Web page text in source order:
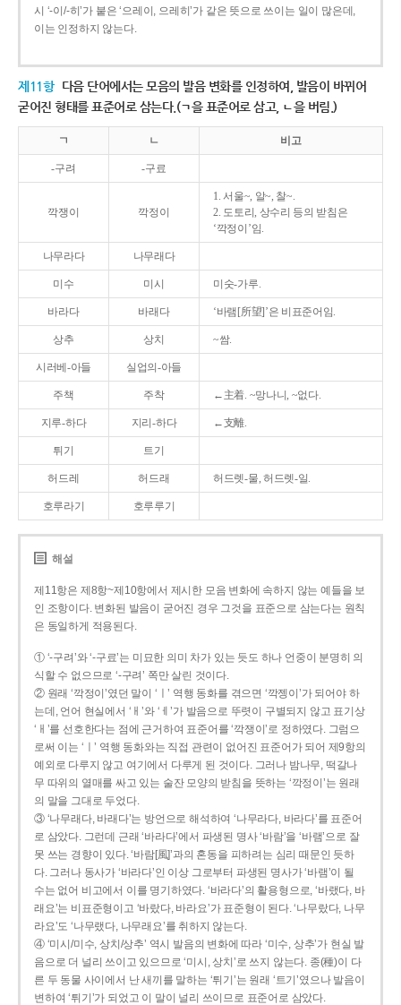
시 ‘-이/-히’가 붙은 ‘으레이, 으레히’가 같은 뜻으로 쓰이는 일이 많은데,
이는 인정하지 않는다.
제11항 다음 단어에서는 모음의 발음 변화를 인정하여, 발음이 바뀌어
굳어진 형태를 표준어로 삼는다.(ㄱ을 표준어로 삼고, ㄴ을 버림.)
ㄱ ㄴ 비고
-구려 -구료
깍쟁이 깍정이
1. 서울~, 알~, 찰~.
2. 도토리, 상수리 등의 받침은
‘깍정이’임.
나무라다 나무래다
미수 미시 미숫-가루.
바라다 바래다 ‘바램[所望]’은 비표준어임.
상추 상치 ~쌈.
시러베-아들 실업의-아들
주책 주착 ←主着. ~망나니, ~없다.
지루-하다 지리-하다 ←支離.
튀기 트기
허드레 허드래 허드렛-물, 허드렛-일.
호루라기 호루루기
해설
제11항은 제8항~제10항에서 제시한 모음 변화에 속하지 않는 예들을 보
인 조항이다. 변화된 발음이 굳어진 경우 그것을 표준으로 삼는다는 원칙
은 동일하게 적용된다.
① ‘-구려’와 ‘-구료’는 미묘한 의미 차가 있는 듯도 하나 언중이 분명히 의
식할 수 없으므로 ‘-구려’ 쪽만 살린 것이다.
② 원래 ‘깍정이’였던 말이 ‘ㅣ’ 역행 동화를 겪으면 ‘깍젱이’가 되어야 하
는데, 언어 현실에서 ‘ㅐ’와 ‘ㅔ’가 발음으로 뚜렷이 구별되지 않고 표기상
‘ㅐ’를 선호한다는 점에 근거하여 표준어를 ‘깍쟁이’로 정하였다. 그럼으
로써 이는 ‘ㅣ’ 역행 동화와는 직접 관련이 없어진 표준어가 되어 제9항의
예외로 다루지 않고 여기에서 다루게 된 것이다. 그러나 밤나무, 떡갈나
무 따위의 열매를 싸고 있는 술잔 모양의 받침을 뜻하는 ‘깍정이’는 원래
의 말을 그대로 두었다.
③ ‘나무래다, 바래다’는 방언으로 해석하여 ‘나무라다, 바라다’를 표준어
로 삼았다. 그런데 근래 ‘바라다’에서 파생된 명사 ‘바람’을 ‘바램’으로 잘
못 쓰는 경향이 있다. ‘바람[風]’과의 혼동을 피하려는 심리 때문인 듯하
다. 그러나 동사가 ‘바라다’인 이상 그로부터 파생된 명사가 ‘바램’이 될
수는 없어 비고에서 이를 명기하였다. ‘바라다’의 활용형으로, ‘바랬다, 바
래요’는 비표준형이고 ‘바랐다, 바라요’가 표준형이 된다. ‘나무랐다, 나무
라요’도 ‘나무랬다, 나무래요’를 취하지 않는다.
④ ‘미시/미수, 상치/상추’ 역시 발음의 변화에 따라 ‘미수, 상추’가 현실 발
음으로 더 널리 쓰이고 있으므로 ‘미시, 상치’로 쓰지 않는다. 종(種)이 다
른 두 동물 사이에서 난 새끼를 말하는 ‘튀기’는 원래 ‘트기’였으나 발음이
변하여 ‘튀기’가 되었고 이 말이 널리 쓰이므로 표준어로 삼았다.